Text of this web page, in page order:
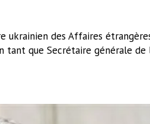
ukrainien des Affaires
tant que Secrétaire générale de